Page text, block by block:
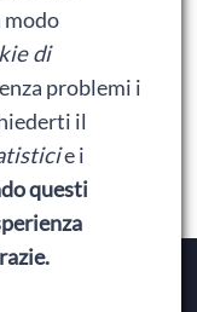
modo
di
problemi i
il
e i
questi